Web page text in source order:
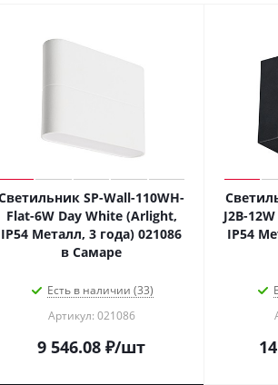
SP-Wall-110WH-
Flat-6W Day White (Arlight,
IP54 Металл, 3 года) 021086
в Самаре
Есть в наличии (33)
Артикул: 021086
9 546.08 ₽/шт
J2B-
IP54